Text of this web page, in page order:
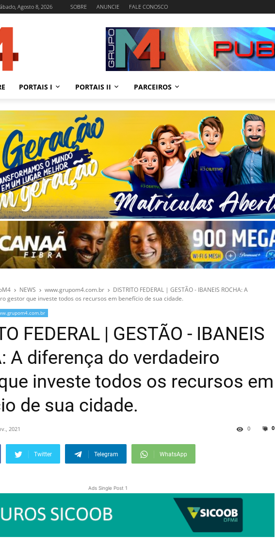
Agosto 8, 2026 SOBRE ANUNCIE FALE CONOSCO
PORTAIS I PORTAIS II PARCEIROS
NEWS www.grupom4.com.br
DISTRITO FEDERAL | GESTÃO - IBANEIS ROCHA: A
gestor que investe todos os recursos em benefício de sua cidade.
FEDERAL | GESTÃO - IBANEIS
A diferença do verdadeiro
investe todos os recursos em
de sua cidade.
2021 0
0
Twitter Telegram WhatsApp
Ads Single Post 1